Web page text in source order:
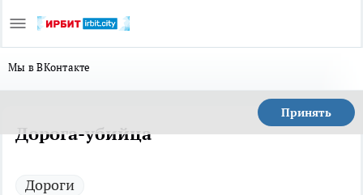
Мы в ВКонтакте
Принять
Дорога-убийца
Дороги